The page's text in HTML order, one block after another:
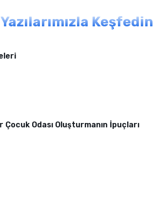
Keşfedin
Odası Oluşturmanın İpuçları